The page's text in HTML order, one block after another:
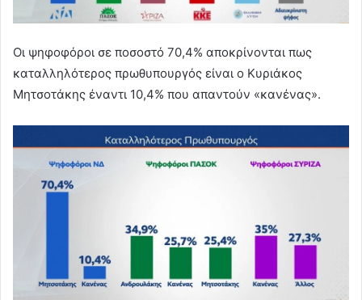
Οι ψηφοφόροι σε ποσοστό 70,4% αποκρίνονται πως
καταλληλότερος πρωθυπουργός είναι ο Κυριάκος
Μητσοτάκης έναντι 10,4% που απαντούν «κανένας».